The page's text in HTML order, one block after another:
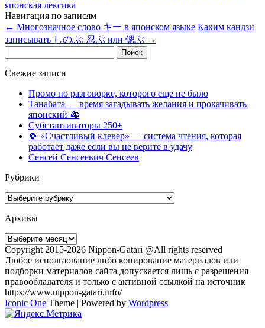
японская лексика
Навигация по записям
← Многозначное слово キー в японском языке Каким кандзи
записывать しのぶ: 忍ぶ или 偲ぶ →
Свежие записи
Промо по разговорке, которого еще не было
Танабата — время загадывать желания и прокачивать
японский 🎋
Субстантиваторы 250+
🍀 «Счастливый клевер» — система чтения, которая
работает даже если вы не верите в удачу
Сенсей Сенсеевич Сенсеев
Рубрики
Рубрики
Архивы
Архивы
Copyright 2015-2026 Nippon-Gatari @All rights reserved
Любое использование либо копирование материалов или
подборки материалов сайта допускается лишь с разрешения
правообладателя и только с активной ссылкой на источник
https://www.nippon-gatari.info/
Iconic One Theme | Powered by Wordpress